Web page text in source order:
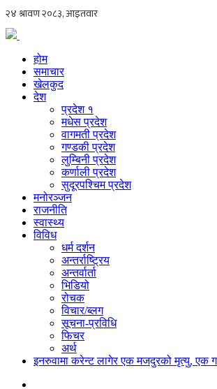
होम
समाचार
खेलकुद
देश
प्रदेश १
मधेस प्रदेश
वागमती प्रदेश
गण्डकी प्रदेश
लुम्बिनी प्रदेश
कर्णाली प्रदेश
सुदूरपश्चिम प्रदेश
मनोरञ्जन
राजनीति
स्वास्थ्य
विविध
धर्म दर्शन
अन्तर्राष्ट्रिय
अन्तर्वार्ता
भिडियो
रोचक
विचार/ब्लग
सूचना-प्रविधि
फिचर
अर्थ
इनरुवामा करेन्ट लागेर एक मजदुरको मृत्यु, एक